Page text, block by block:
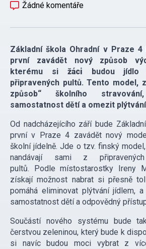
Žádné komentáře
Základní škola Ohradní v Praze
první zavádět nový způsob
kterému si žáci budou jídlo
připravených pultů. Tento model,
způsob“ školního
samostatnost dětí a omezit
Od nadcházejícího září bude
první v Praze 4 zavádět nový
školní jídelně. Jde o tzv. finský
nandávají sami z připravených
pultů. Podle místostarostky Ireny
získají možnost nabrat si přesně
pomáhá eliminovat plýtvání jídlem,
samostatnost dětí a odpovědný
Součástí nového systému bude
čerstvou zeleninou, který bude k
si navíc budou moci vybrat z